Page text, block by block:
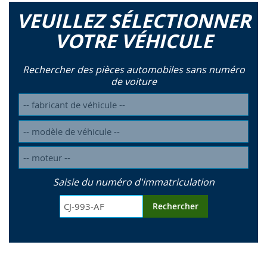
VEUILLEZ SÉLECTIONNER
VOTRE VÉHICULE
Rechercher des pièces automobiles sans numéro
de voiture
Saisie du numéro d'immatriculation
Rechercher